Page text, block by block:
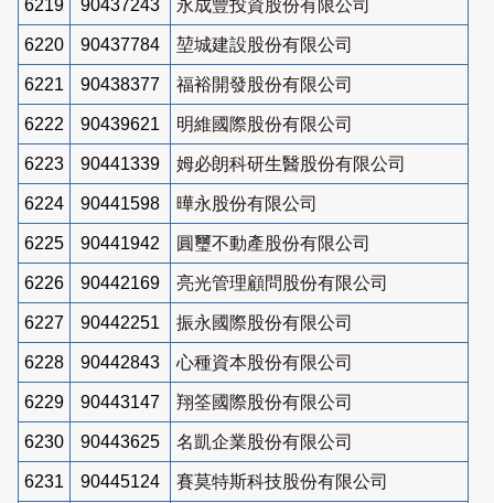
6219 90437243 永成豐投資股份有限公司
6220 90437784 堃城建設股份有限公司
6221 90438377 福裕開發股份有限公司
6222 90439621 明維國際股份有限公司
6223 90441339 姆必朗科研生醫股份有限公司
6224 90441598 曄永股份有限公司
6225 90441942 圓璽不動產股份有限公司
6226 90442169 亮光管理顧問股份有限公司
6227 90442251 振永國際股份有限公司
6228 90442843 心種資本股份有限公司
6229 90443147 翔筌國際股份有限公司
6230 90443625 名凱企業股份有限公司
6231 90445124 賽莫特斯科技股份有限公司